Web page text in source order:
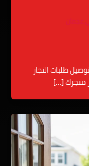
عجمان
طلبات التجار
متجرك […]